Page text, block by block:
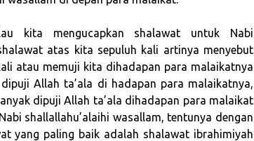
kita mengucapkan shalawat untuk Nabi
atas kita sepuluh kali artinya menyebut
atau memuji kita dihadapan para malaikatnya
Allah ta’ala di hadapan para malaikatnya,
dipuji Allah ta’ala dihadapan para malaikat
shallallahu’alaihi wasallam, tentunya dengan
yang paling baik adalah shalawat ibrahimiyah